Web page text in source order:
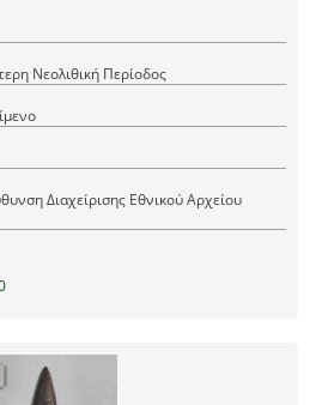
Νεολιθική Περίοδος
Διαχείρισης Εθνικού Αρχείου